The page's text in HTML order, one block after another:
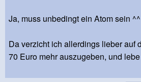
Ja, muss unbedingt ein Atom sein ^^
Da verzicht ich allerdings lieber auf
70 Euro mehr auszugeben, und